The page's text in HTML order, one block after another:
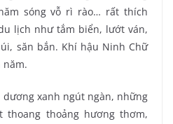
sóng vỗ rì rào… rất thích
lịch như tắm biển, lướt ván,
săn bắn. Khí hậu Ninh Chữ
năm.
xanh ngút ngàn, những
thoang thoảng hương thơm,